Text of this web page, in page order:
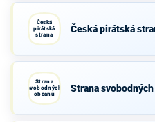
Česká
pirátská
strana
Česká pirátská
Strana
svobodných
občanů
Strana